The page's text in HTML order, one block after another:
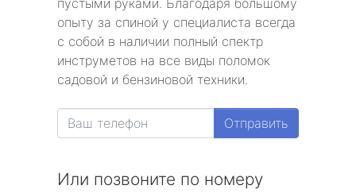
пустыми руками. Благодаря большому
опыту за спиной у специалиста всегда
с собой в наличии полный спектр
инструметов на все виды поломок
садовой и бензиновой техники.
Отправить
Или позвоните по номеру